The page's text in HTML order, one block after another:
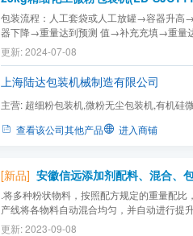
包装流程：人工套袋或人工放罐→容器升
器下降→重量达到预测 值→补充充填→重量
更新: 2024-07-08
上海陆达包装机械制造有限公司
主营: 超细粉包装机,微粉无尘包装机,有机硅
查看该公司其他产品 进入商铺
[新品] 安徽信远添加剂配料、混合、
.将多种粉状物料，按照配方规定的重量配比
产线将各物料自动混合均匀，并自动进行提
100-1000g/包规格自动计量、充填、包装。
更新: 2023-09-08